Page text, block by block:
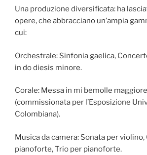
Una produzione diversificata: ha
opere, che abbracciano un’ampia
cui:
Orchestrale: Sinfonia gaelica,
in do diesis minore.
Corale: Messa in mi bemolle
(commissionata per l’Esposizione
Colombiana).
Musica da camera: Sonata per
pianoforte, Trio per pianoforte.